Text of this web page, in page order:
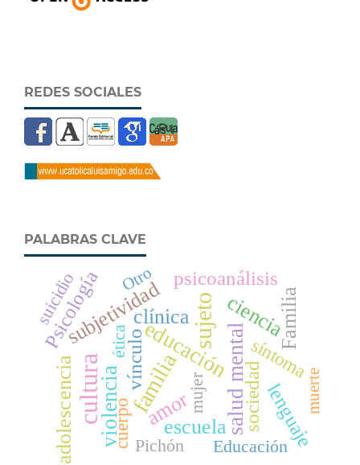
REDES SOCIALES
PALABRAS CLAVE
cultura
sujeto
familia salud mental
educación
violencia
adolescencia
clínica
amor
subjetividad
escuela
cienciaFamilia
sociedadlenguaje
Psicología
vínculo
psicoanálisis
síntoma
cuerpo
mujer
ética
Pichón Educación
suicidio
muerte
Otro